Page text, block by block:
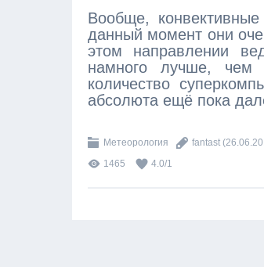
Вообще,
данный момент они
этом направлении
намного лучше, чем
количество
абсолюта ещё пока
Метеорология fantast
1465
4.0/1